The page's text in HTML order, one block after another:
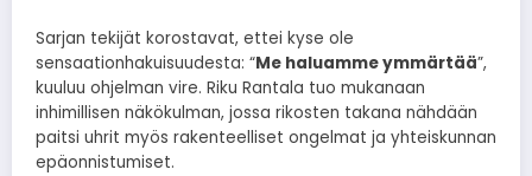
Sarjan tekijät korostavat, ettei kyse ole
sensaationhakuisuudesta: “Me haluamme ymmärtää”,
kuuluu ohjelman vire. Riku Rantala tuo mukanaan
inhimillisen näkökulman, jossa rikosten takana nähdään
paitsi uhrit myös rakenteelliset ongelmat ja yhteiskunnan
epäonnistumiset.